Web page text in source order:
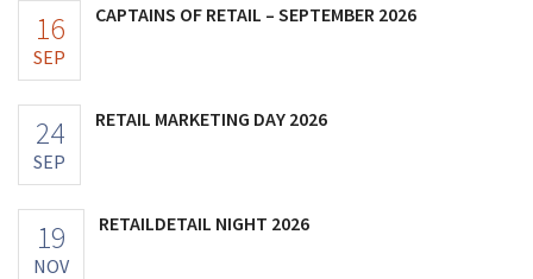
16
SEP
CAPTAINS OF RETAIL – SEPTEMBER 2026
24
SEP
RETAIL MARKETING DAY 2026
19
NOV
RETAILDETAIL NIGHT 2026